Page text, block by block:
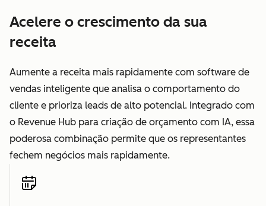
Acelere o crescimento da sua
receita
Aumente a receita mais rapidamente com software de
vendas inteligente que analisa o comportamento do
cliente e prioriza leads de alto potencial. Integrado com
o Revenue Hub para criação de orçamento com IA, essa
poderosa combinação permite que os representantes
fechem negócios mais rapidamente.